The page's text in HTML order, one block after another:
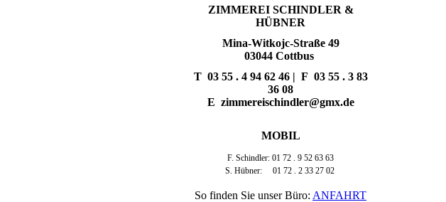
ZIMMEREI SCHINDLER &
HÜBNER
Mina-Witkojc-Straße 49
03044 Cottbus
T03 55 . 4 94 62 46 | F 03 55 . 3 83
36 08
E zimmereischindler@gmx.de
MOBIL
F. Schindler: 01 72 . 9 52 63 63
S. Hübner: 01 72 . 2 33 27 02
So finden Sie unser Büro: ANFAHRT